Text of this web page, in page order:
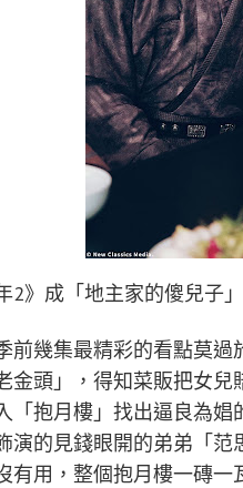
2》成「地主家的傻兒子
前幾集最精彩的看點莫
金頭」，得知菜販把女
「抱月樓」找出逼良為
演的見錢眼開的弟弟「
有用，整個抱月樓一磚